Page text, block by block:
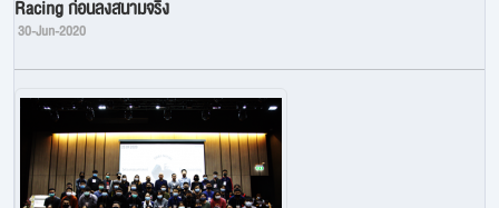
Racing ก่อนลงสนามจริง
30-Jun-2020